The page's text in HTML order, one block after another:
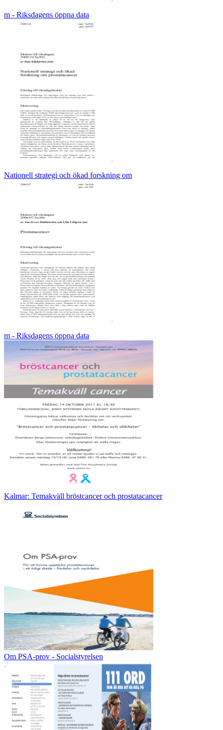
m - Riksdagens öppna data
Nationell strategi och ökad forskning om
m - Riksdagens öppna data
Kalmar: Temakväll bröstcancer och prostatacancer
Om PSA-prov - Socialstyrelsen